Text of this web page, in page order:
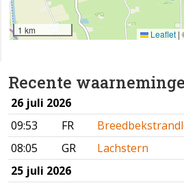
Recente
26 juli 2026
09:53
FR
08:05
GR
Lachstern
25 juli 2026
1 km Leaflet |